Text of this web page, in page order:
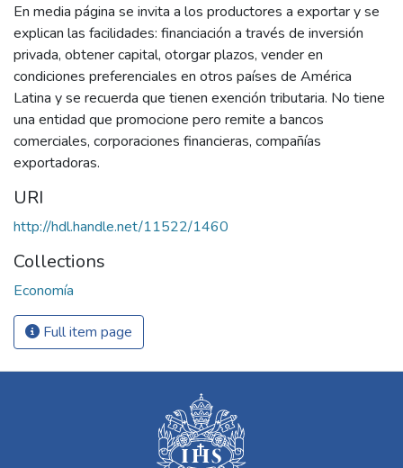
En media página se invita a los productores a exportar y se
explican las facilidades: financiación a través de inversión
privada, obtener capital, otorgar plazos, vender en
condiciones preferenciales en otros países de América
Latina y se recuerda que tienen exención tributaria. No tiene
una entidad que promocione pero remite a bancos
comerciales, corporaciones financieras, compañías
exportadoras.
URI
http://hdl.handle.net/11522/1460
Collections
Economía
Full item page